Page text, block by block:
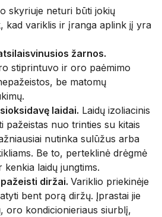
skyriuje neturi būti jokių
kad variklis ir įranga aplink jį yra
žarnos.
stiprintuvo ir oro paėmimo
be matomų
laidai. Laidų izoliacinis
pažeistas nuo trinties su kitais
nutinka sulūžus arba
Be to, perteklinė drėgmė
kenkia laidų jungtims.
diržai. Variklio priekinėje
bent porą diržų. Įprastai jie
oro kondicionieriaus siurblį,